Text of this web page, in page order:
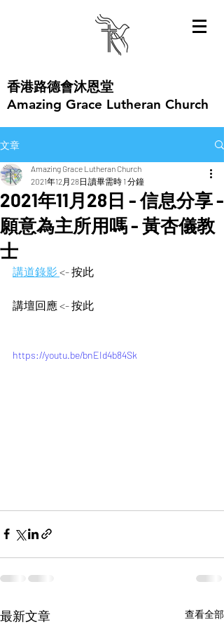
​香港路德會沐恩堂
Amazing Grace Lutheran Church
文章
2021年11月28日 - 信息分享 -
願意為主所用嗎 - 黃杏儀教
士
Amazing Grace Lutheran Church
2021年12月28日 讀畢需時 1 分鐘
講道錄影 <- 按此
講壇回應 <- 按此
https://youtu.be/bnEId4b84Sk
最新文章 查看全部